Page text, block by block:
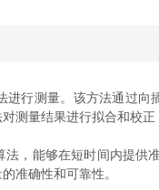
进行测量。该方法通过
测量结果进行拟合和校正
能够在短时间内提供
准确性和可靠性。